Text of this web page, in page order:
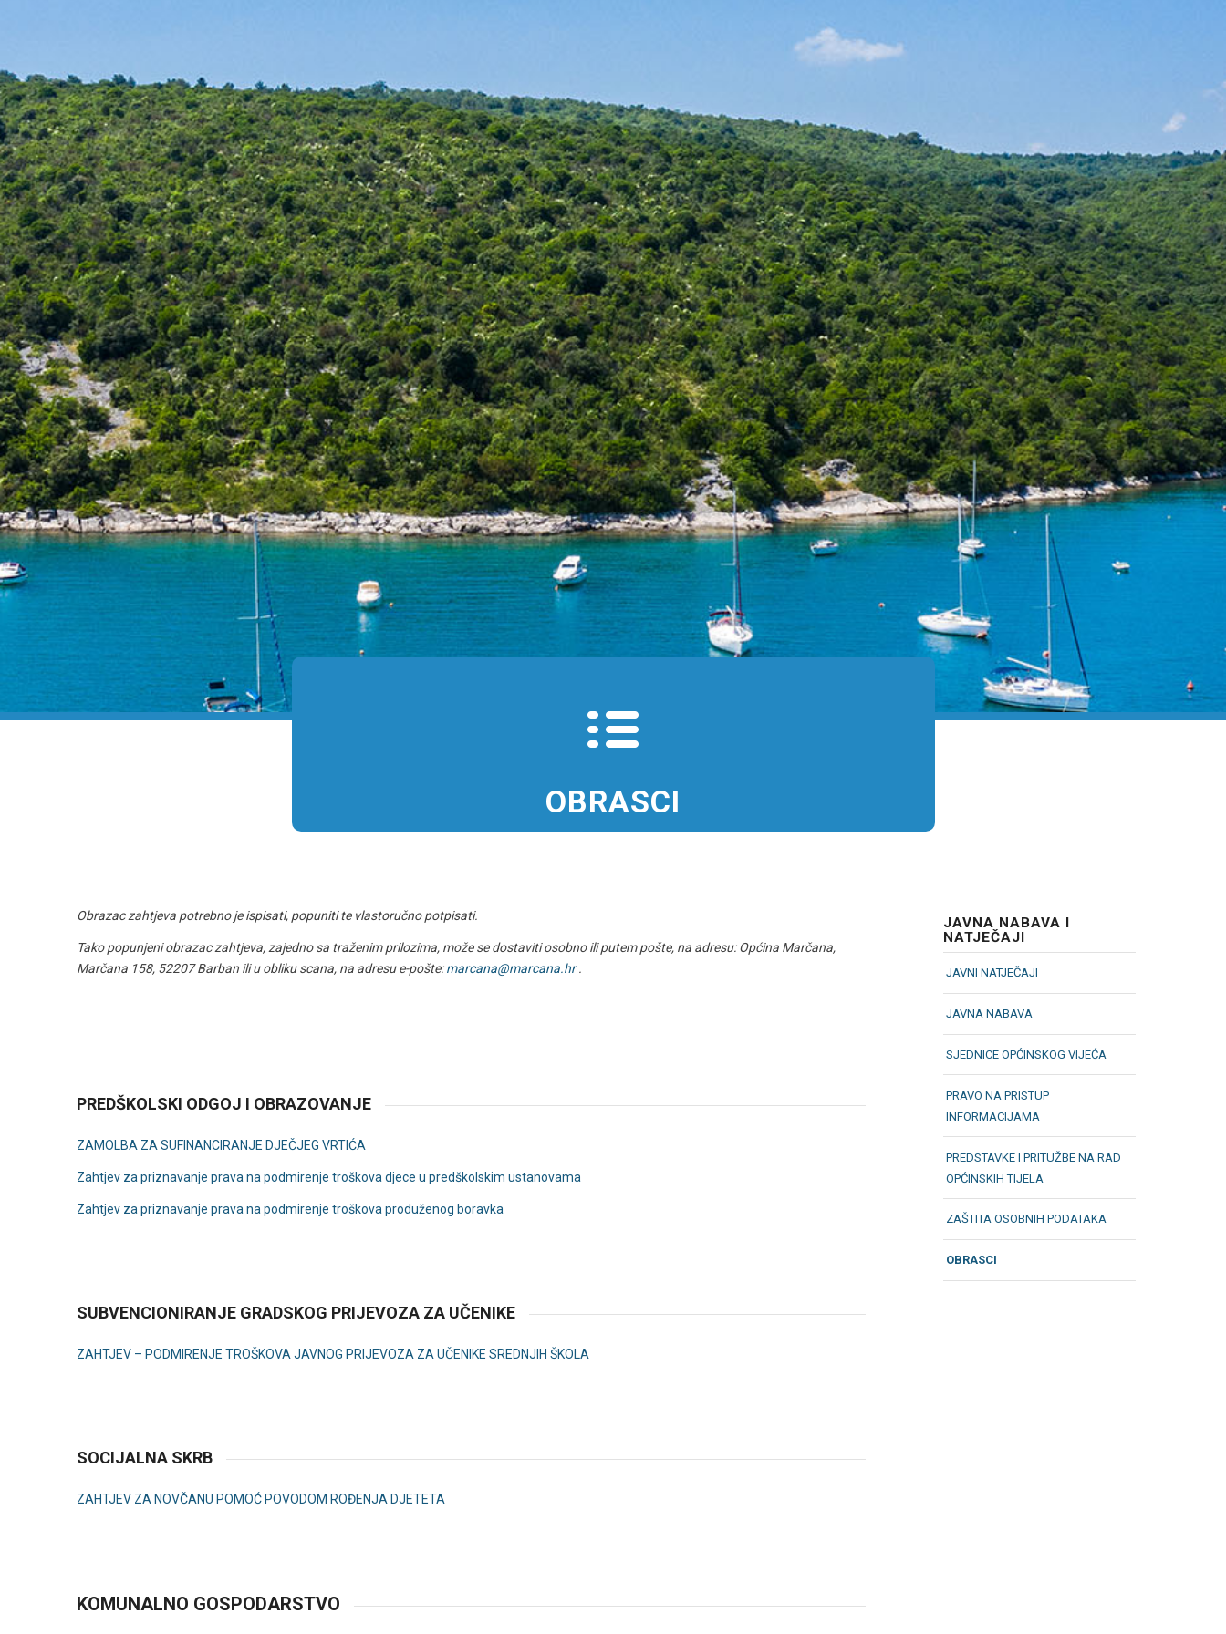
OBRASCI
Obrazac zahtjeva potrebno je ispisati, popuniti te vlastoručno potpisati.
Tako popunjeni obrazac zahtjeva, zajedno sa traženim prilozima, može se dostaviti osobno ili putem pošte, na adresu: Općina Marčana,
Marčana 158, 52207 Barban ili u obliku scana, na adresu e-pošte:marcana@marcana.hr.
PREDŠKOLSKI ODGOJ I OBRAZOVANJE
ZAMOLBA ZA SUFINANCIRANJE DJEČJEG VRTIĆA
Zahtjev za priznavanje prava na podmirenje troškova djece u predškolskim ustanovama
Zahtjev za priznavanje prava na podmirenje troškova produženog boravka
SUBVENCIONIRANJE GRADSKOG PRIJEVOZA ZA UČENIKE
ZAHTJEV – PODMIRENJE TROŠKOVA JAVNOG PRIJEVOZA ZA UČENIKE SREDNJIH ŠKOLA
SOCIJALNA SKRB
ZAHTJEV ZA NOVČANU POMOĆ POVODOM ROĐENJA DJETETA
KOMUNALNO GOSPODARSTVO
JAVNA NABAVA I
NATJEČAJI
JAVNI NATJEČAJI
JAVNA NABAVA
SJEDNICE OPĆINSKOG VIJEĆA
PRAVO NA PRISTUP
INFORMACIJAMA
PREDSTAVKE I PRITUŽBE NA RAD
OPĆINSKIH TIJELA
ZAŠTITA OSOBNIH PODATAKA
OBRASCI